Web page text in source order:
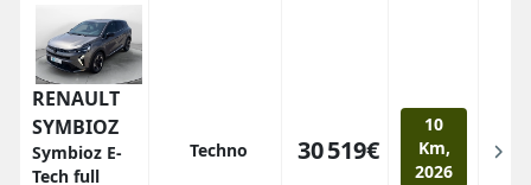
RENAULT
SYMBIOZ
Symbioz E-
Tech full
Techno 30 519€
10
Km,
2026